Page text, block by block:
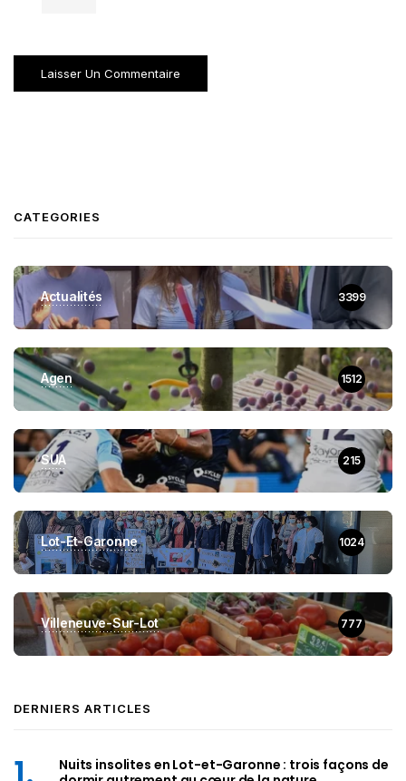
CATEGORIES
Actualités 3399
Agen 1512
SUA 215
Lot-Et-Garonne 1024
Villeneuve-Sur-Lot 777
DERNIERS ARTICLES
Nuits insolites en Lot-et-Garonne : trois façons de